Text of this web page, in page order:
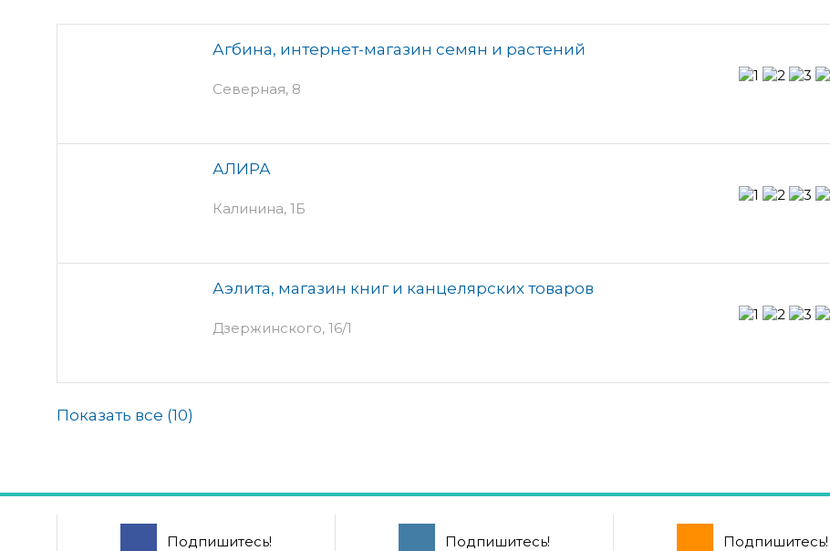
Агбина, интернет-магазин семян и растений
Северная, 8
АЛИРА
Калинина, 1Б
Аэлита, магазин книг и канцелярских товаров
Дзержинского, 16/1
Показать все (10)
Подпишитесь! Подпишитесь! Подпишитесь!